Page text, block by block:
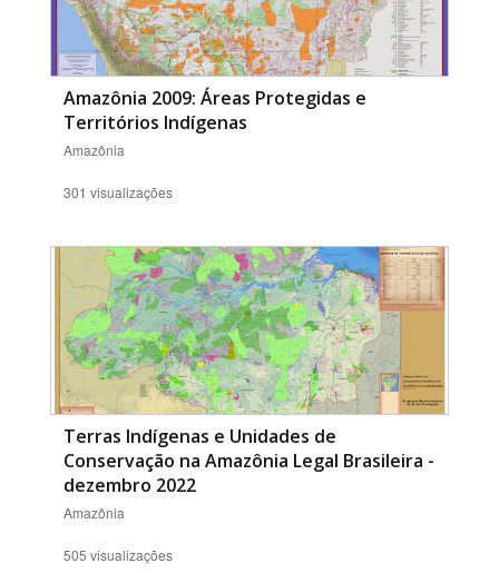
Amazônia 2009: Áreas Protegidas e
Territórios Indígenas
Amazônia
301 visualizações
Terras Indígenas e Unidades de
Conservação na Amazônia Legal Brasileira -
dezembro 2022
Amazônia
505 visualizações